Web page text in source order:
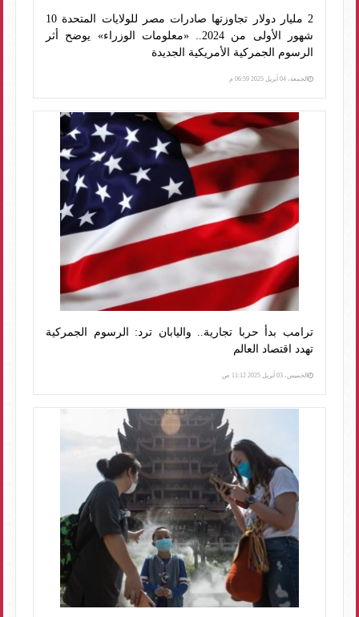
2 مليار دولار تجاوزتها صادرات مصر للولايات المتحدة 10
شهور الأولى من 2024.. «معلومات الوزراء» يوضح أثر
الرسوم الجمركية الأمريكية الجديدة
الجمعة، 04 أبريل 2025 06:59 م
ترامب بدأ حربا تجارية.. واليابان ترد: الرسوم الجمركية
تهدد اقتصاد العالم
الخميس، 03 أبريل 2025 11:12 ص